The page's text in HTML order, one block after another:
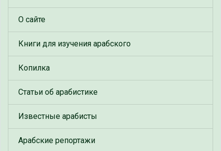
О сайте
Книги для изучения арабского
Копилка
Статьи об арабистике
Известные арабисты
Арабские репортажи